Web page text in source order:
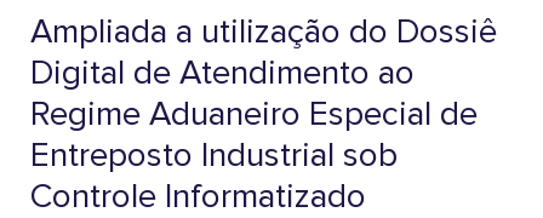
Ampliada a utilização do Dossiê
Digital de Atendimento ao
Regime Aduaneiro Especial de
Entreposto Industrial sob
Controle Informatizado